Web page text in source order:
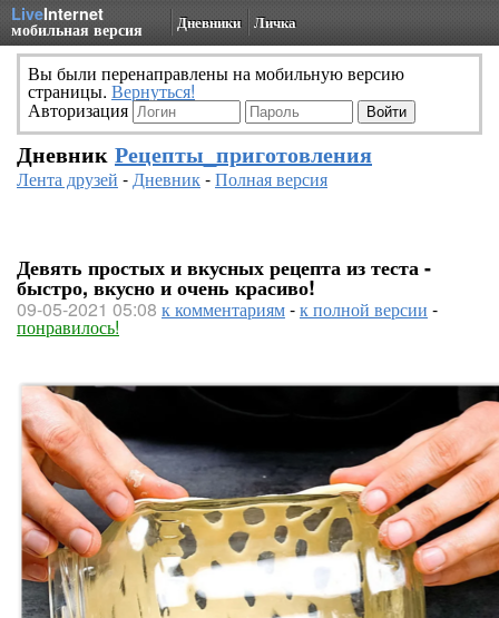
LiveInternet
мобильная версия Дневники Личка
Вы были перенаправлены на мобильную версию
страницы. Вернуться!
Авторизация
Дневник Рецепты_приготовления
Лента друзей -Дневник-Полная версия
Девять простых и вкусных рецепта из теста -
быстро, вкусно и очень красиво!
09-05-2021 05:08 к комментариям-к полной версии -
понравилось!